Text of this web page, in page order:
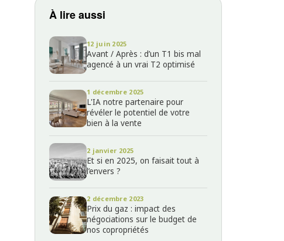
À lire aussi
12 juin 2025
Avant / Après : d’un T1 bis mal
agencé à un vrai T2 optimisé
1 décembre 2025
L'IA notre partenaire pour
révéler le potentiel de votre
bien à la vente
2 janvier 2025
Et si en 2025, on faisait tout à
l’envers ?
2 décembre 2023
Prix du gaz : impact des
négociations sur le budget de
nos copropriétés